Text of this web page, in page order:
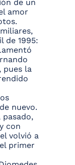
de un
amor
de 1995:
pues la
nuevo.
con
volvió a
primer